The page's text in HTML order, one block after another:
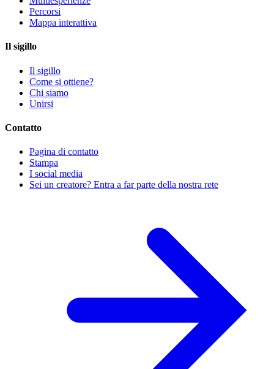
Percorsi
Mappa interattiva
Il sigillo
Il sigillo
Come si ottiene?
Chi siamo
Unirsi
Contatto
Pagina di contatto
Stampa
I social media
Sei un creatore? Entra a far parte della nostra rete